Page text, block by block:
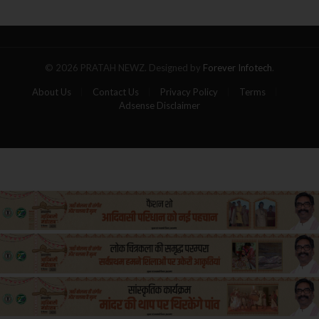
© 2026 PRATAH NEWZ. Designed by Forever Infotech
About Us Contact Us Privacy Policy
Terms
Adsense Disclaimer